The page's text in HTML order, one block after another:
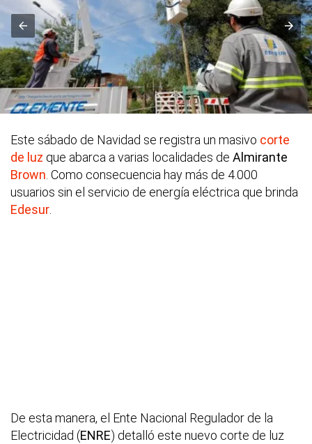
Este sábado de Navidad se registra un masivo corte
de luz que abarca a varias localidades de Almirante
Brown. Como consecuencia hay más de 4.000
usuarios sin el servicio de energía eléctrica que brinda
Edesur.
De esta manera, el Ente Nacional Regulador de la
Electricidad (ENRE) detalló este nuevo corte de luz